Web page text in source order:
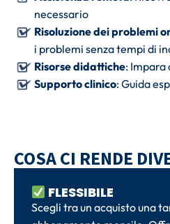
necessario
Risoluzione dei problemi
i problemi senza tempi di
Risorse didattiche: Impara
Supporto clinico: Guida
COSA CI RENDE
FLESSIBILE
Scegli tra un acquisto una